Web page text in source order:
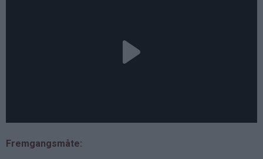
Fremgangsmåte: